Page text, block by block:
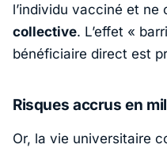
l’individu vacciné et ne
collective. L’effet «
bénéficiaire direct est
Risques accrus en
Or, la vie universitaire